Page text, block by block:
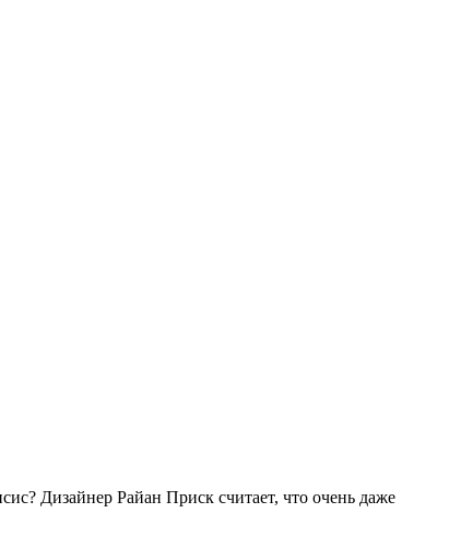
Дизайнер Райан Приск считает, что очень даже